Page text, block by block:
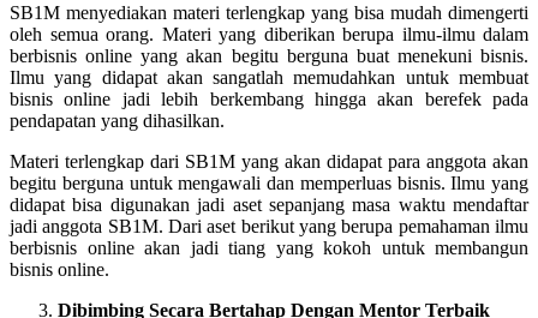
SB1M menyediakan materi terlengkap yang bisa mudah dimengerti
oleh semua orang. Materi yang diberikan berupa ilmu-ilmu dalam
berbisnis online yang akan begitu berguna buat menekuni bisnis.
Ilmu yang didapat akan sangatlah memudahkan untuk membuat
bisnis online jadi lebih berkembang hingga akan berefek pada
pendapatan yang dihasilkan.
Materi terlengkap dari SB1M yang akan didapat para anggota akan
begitu berguna untuk mengawali dan memperluas bisnis. Ilmu yang
didapat bisa digunakan jadi aset sepanjang masa waktu mendaftar
jadi anggota SB1M. Dari aset berikut yang berupa pemahaman ilmu
berbisnis online akan jadi tiang yang kokoh untuk membangun
bisnis online.
Dibimbing Secara Bertahap Dengan Mentor Terbaik